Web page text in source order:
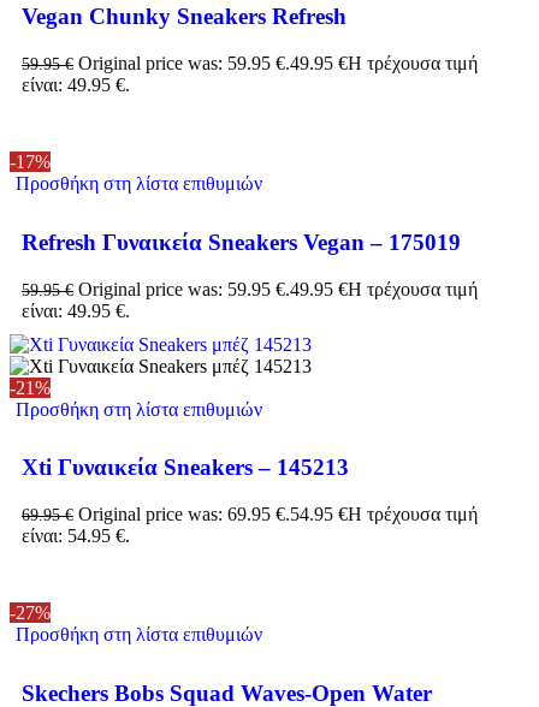
Vegan Chunky Sneakers Refresh
59.95€ Original price was: 59.95 €.49.95 €Η τρέχουσα τιμή
είναι: 49.95 €.
-17%
Προσθήκη στη λίστα επιθυμιών
Refresh Γυναικεία Sneakers Vegan – 175019
59.95€ Original price was: 59.95 €.49.95 €Η τρέχουσα τιμή
είναι: 49.95 €.
-21%
Προσθήκη στη λίστα επιθυμιών
Xti Γυναικεία Sneakers – 145213
69.95€ Original price was: 69.95 €.54.95 €Η τρέχουσα τιμή
είναι: 54.95 €.
-27%
Προσθήκη στη λίστα επιθυμιών
Skechers Bobs Squad Waves-Open Water